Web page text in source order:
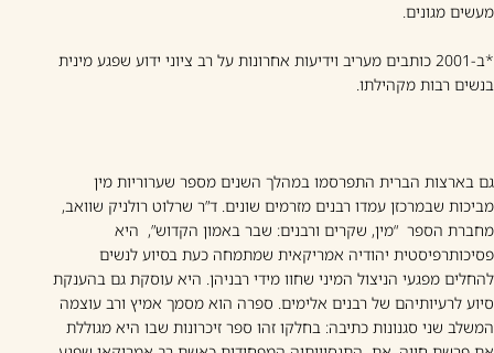
מעשים מגונים.
*ב-2001 כותבים מעריב וידיעות אחרונות על רב ציוני ידוע שפגע מינית
בנשים רבות מקהילתו.
גם בארצות הברית התפרסמו במהלך השנים מספר שערוריות מין
מביכות שבמרכזן עמדו רבנים מזרמים שונים. ד”ר שרלוט רולניק שוואב,
מחברת הספר “מין, שקרים ורבנים: שבר באמון הקדוש”, היא
פסיכותרפיסטית יהודיה אמריקאית שמתמחה כעת בסיוע לנשים
להחלים מפגעי הניצול המיני שחוו מידי רבניהן. היא עוסקת גם בהענקת
סיוע לרעיותיהם של רבנים אלימים. ספרה הוא מסמך אמיץ ורב עוצמה
המשלב שני סגנונות כתיבה: בחלקו זהו ספר זיכרונות שבו היא מגוללת